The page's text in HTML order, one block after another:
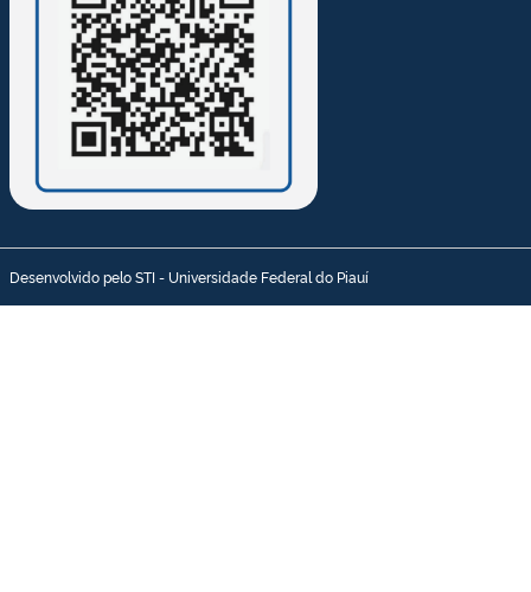
Desenvolvido pelo STI - Universidade Federal do Piauí